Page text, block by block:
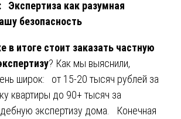
Экспертиза как разумная
безопасность
в итоге стоит заказать частную
? Как мы выяснили,
широк: от 15-20 тысяч рублей за
квартиры до 90+ тысяч за
экспертизу дома. Конечная